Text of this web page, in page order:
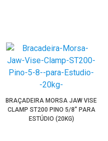
BRAÇADEIRA MORSA JAW VISE
CLAMP ST200 PINO 5/8" PARA
ESTÚDIO (20KG)